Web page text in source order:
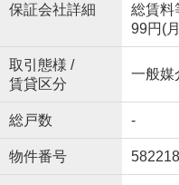
保証会社詳細
総賃料
99円(
取引態様 /
賃貸区分
一般媒
総戸数 -
物件番号